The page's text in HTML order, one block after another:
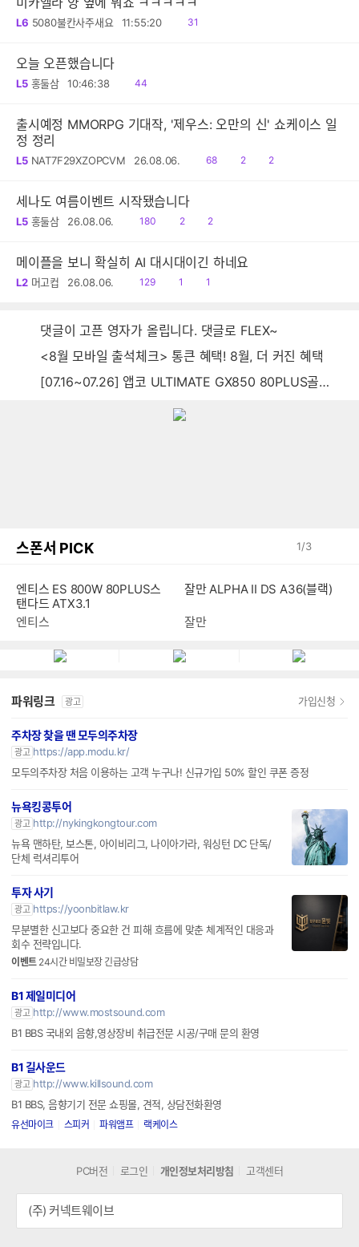
L6 5080불칸사주새요 11:55:20
읽
31
오늘 오픈했습니다
L5 홍둘삼 10:46:38
읽
44
출시예정 MMORPG 기대작, '제우스: 오만의 신' 쇼케이스 일
정 정리
L5 NAT7F29XZOPCVM 26.08.06.
읽
68
공
2
댓
2
세나도 여름이벤트 시작됐습니다
L5 홍둘삼 26.08.06.
읽
180
공
2
댓
2
메이플을 보니 확실히 AI 대시대이긴 하네요
L2 머고컵 26.08.06.
읽
129
공1
댓1
댓글이 고픈 영자가 올립니다. 댓글로 FLEX~
<8월 모바일 출석체크> 통큰 혜택! 8월, 더 커진 혜택
[07.16~07.26] 앱코 ULTIMATE GX850 80PLUS골드 풀모듈러 ATX3.0 블랙
스폰서 PICK 1/3
엔티스 ES 800W 80PLUS스
탠다드 ATX3.1
엔티스
잘만 ALPHA II DS A36(블랙)
잘만
파워링크 광고 가입신청
주차장 찾을 땐 모두의주차장
광고 https://app.modu.kr/
모두의주차장 처음 이용하는 고객 누구나! 신규가입 50% 할인 쿠폰 증정
뉴욕킹콩투어
광고 http://nykingkongtour.com
뉴욕 맨하탄, 보스톤, 아이비리그, 나이아가라, 워싱턴 DC 단독/
단체 럭셔리투어
투자 사기
광고 https://yoonbitlaw.kr
무분별한 신고보다 중요한 건 피해 흐름에 맞춘 체계적인 대응과
회수 전략입니다.
이벤트24시간 비밀보장 긴급상담
B1 제일미디어
광고 http://www.mostsound.com
B1 BBS 국내외 음향,영상장비 취급전문 시공/구매 문의 환영
B1 길사운드
광고 http://www.killsound.com
B1 BBS, 음향기기 전문 쇼핑몰, 견적, 상담전화환영
유선마이크 스피커 파워앰프 랙케이스
PC버전 로그인 개인정보처리방침 고객센터
(주) 커넥트웨이브